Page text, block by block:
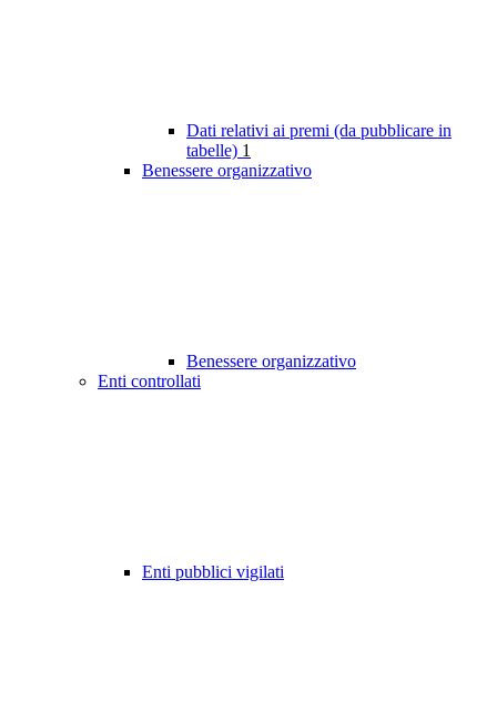
Dati relativi ai premi (da pubblicare in
tabelle) 1
Benessere organizzativo
Benessere organizzativo
Enti controllati
Enti pubblici vigilati